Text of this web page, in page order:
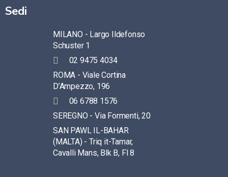
Sedi
MILANO - Largo Ildefonso
Schuster 1
02 9475 4034
ROMA - Viale Cortina
D’Ampezzo, 196
06 6788 1576
SEREGNO - Via Formenti, 20
SAN PAWL IL-BAHAR
(MALTA) - Triq it-Tamar,
Cavalli Mans, Blk B, Fl 8